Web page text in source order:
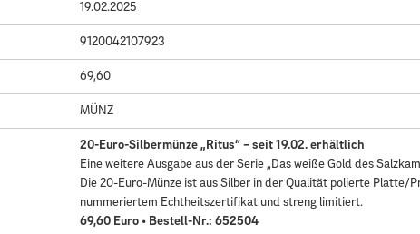
19.02.2025
9120042107923
69,60
MÜNZ
20-Euro-Silbermünze „Ritus“ – seit 19.02. erhältlich
Eine weitere Ausgabe aus der Serie „Das weiße Gold des
Die 20-Euro-Münze ist aus Silber in der Qualität polierte Platte/
nummeriertem Echtheitszertifikat und streng limitiert.
69,60 Euro • Bestell-Nr.: 652504